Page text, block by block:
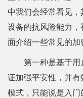
中我们会经常看见
设备的抗风险能力
面介绍一些常见的加
第一种是基于
证加强平安性，并
模式，只能说是入